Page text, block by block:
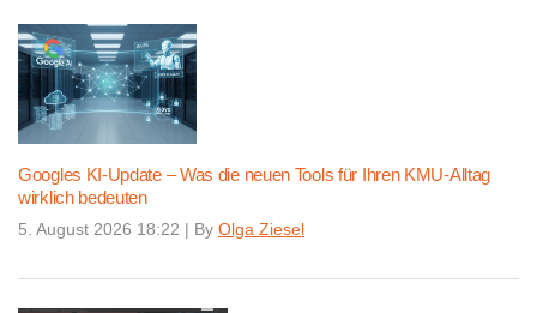
Googles KI-Update – Was die neuen Tools für Ihren KMU-Alltag
wirklich bedeuten
5. August 2026 18:22 | By Olga Ziesel